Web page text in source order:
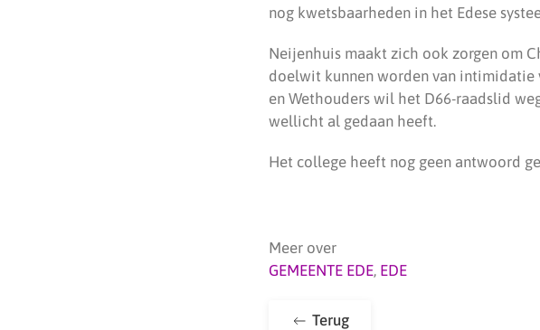
nog kwetsbaarheden in het Edese
Neijenhuis maakt zich ook zorgen om
doelwit kunnen worden van intimidatie
en Wethouders wil het D66-raadslid
wellicht al gedaan heeft.
Het college heeft nog geen antwoord
Meer over
GEMEENTE EDE, EDE
Terug